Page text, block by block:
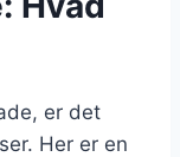
er det
Her er en